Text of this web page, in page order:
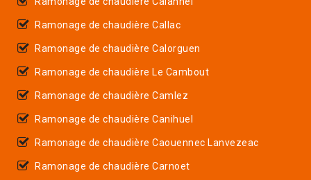
Ramonage de chaudière Callac
Ramonage de chaudière Calorguen
Ramonage de chaudière Le Cambout
Ramonage de chaudière Camlez
Ramonage de chaudière Canihuel
Ramonage de chaudière Caouennec Lanvezeac
Ramonage de chaudière Carnoet